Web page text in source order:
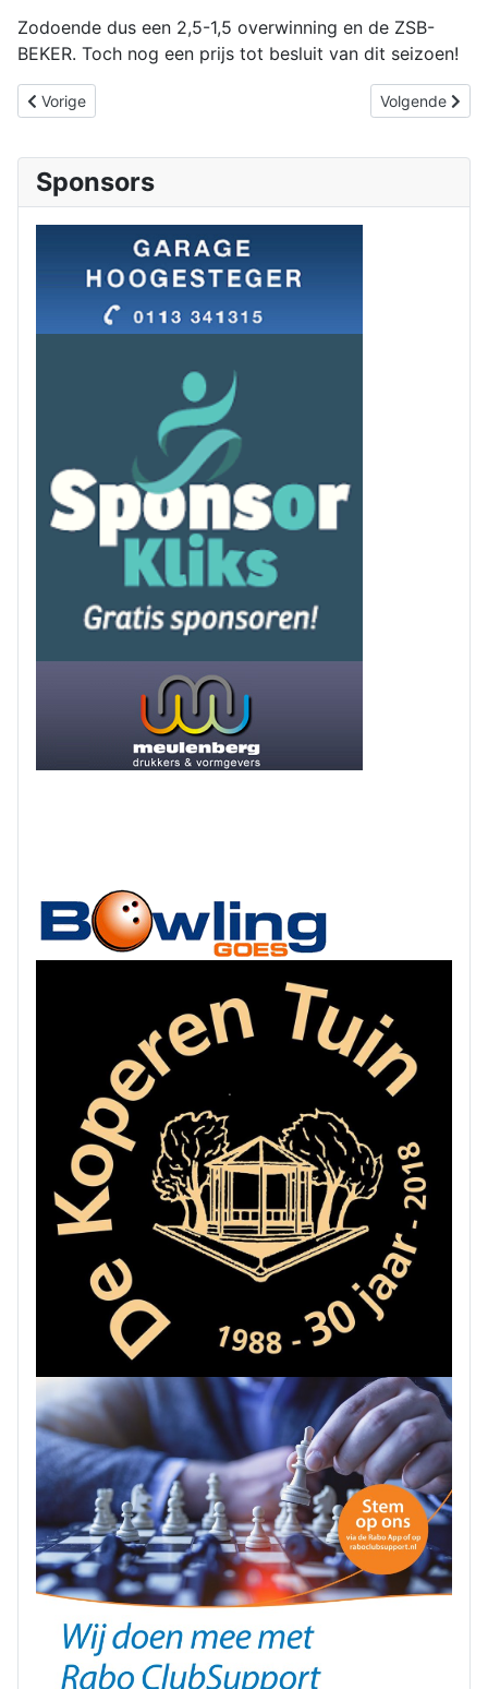
Zodoende dus een 2,5-1,5 overwinning en de ZSB-
BEKER. Toch nog een prijs tot besluit van dit seizoen!
Vorig artikel: Jeoy blijft de Grote Feijter en Jarri voor in
Vorige Volgende
Volgende
Sponsors